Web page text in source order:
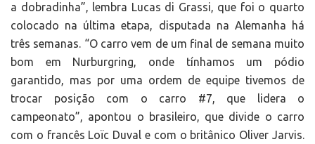
a dobradinha”, lembra Lucas di Grassi, que foi o quarto
colocado na última etapa, disputada na Alemanha há
três semanas. “O carro vem de um final de semana muito
bom em Nurburgring, onde tínhamos um pódio
garantido, mas por uma ordem de equipe tivemos de
trocar posição com o carro #7, que lidera o
campeonato”, apontou o brasileiro, que divide o carro
com o francês Loïc Duval e com o britânico Oliver Jarvis.